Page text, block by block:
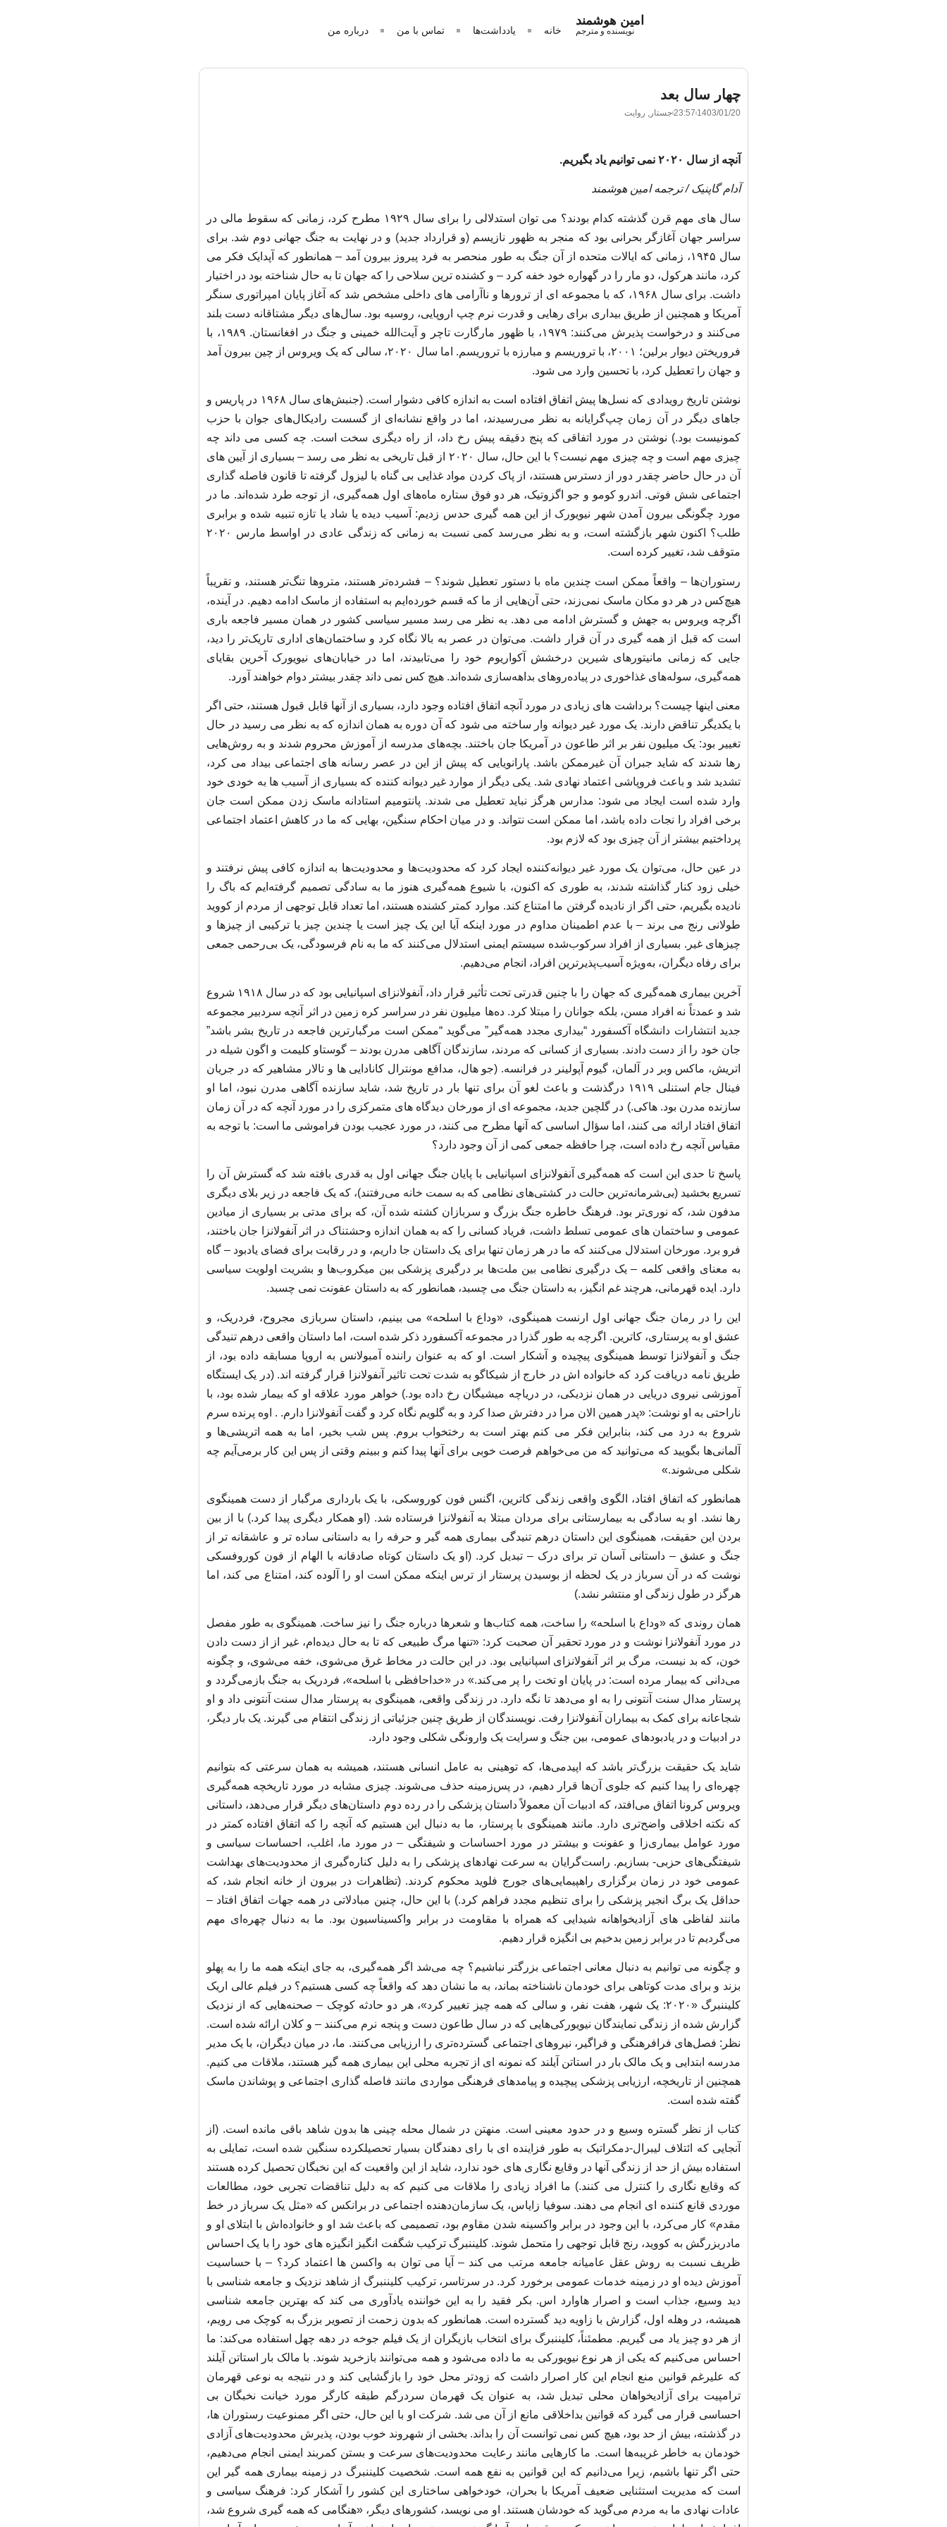
امین هوشمند
نویسنده و مترجم خانه یادداشت‌ها تماس با من درباره من
چهار سال بعد
1403/01/20
23:57جستار , روایت
آنچه از سال ۲۰۲۰ نمی توانیم یاد بگیریم.
آدام گاپنیک / ترجمه امین هوشمند
سال های مهم قرن گذشته کدام بودند؟ می توان استدلالی را برای سال ۱۹۲۹ مطرح کرد، زمانی که سقوط مالی در
سراسر جهان آغازگر بحرانی بود که منجر به ظهور نازیسم (و قرارداد جدید) و در نهایت به جنگ جهانی دوم شد. برای
سال ۱۹۴۵، زمانی که ایالات متحده از آن جنگ به طور منحصر به فرد پیروز بیرون آمد – همانطور که آپدایک فکر می
کرد، مانند هرکول، دو مار را در گهواره خود خفه کرد – و کشنده ترین سلاحی را که جهان تا به حال شناخته بود در اختیار
داشت. برای سال ۱۹۶۸، که با مجموعه ای از ترورها و ناآرامی های داخلی مشخص شد که آغاز پایان امپراتوری سنگر
آمریکا و همچنین از طریق بیداری برای رهایی و قدرت نرم چپ اروپایی، روسیه بود. سال‌های دیگر مشتاقانه دست بلند
می‌کنند و درخواست پذیرش می‌کنند: ۱۹۷۹، با ظهور مارگارت تاچر و آیت‌الله خمینی و جنگ در افغانستان. ۱۹۸۹، با
فروریختن دیوار برلین؛ ۲۰۰۱، با تروریسم و مبارزه با تروریسم. اما سال ۲۰۲۰، سالی که یک ویروس از چین بیرون آمد
و جهان را تعطیل کرد، با تحسین وارد می شود.
نوشتن تاریخ رویدادی که نسل‌ها پیش اتفاق افتاده است به اندازه کافی دشوار است. (جنبش‌های سال ۱۹۶۸ در پاریس و
جاهای دیگر در آن زمان چپ‌گرایانه به نظر می‌رسیدند، اما در واقع نشانه‌ای از گسست رادیکال‌های جوان با حزب
کمونیست بود.) نوشتن در مورد اتفاقی که پنج دقیقه پیش رخ داد، از راه دیگری سخت است. چه کسی می داند چه
چیزی مهم است و چه چیزی مهم نیست؟ با این حال، سال ۲۰۲۰ از قبل تاریخی به نظر می رسد – بسیاری از آیین های
آن در حال حاضر چقدر دور از دسترس هستند، از پاک کردن مواد غذایی بی گناه با لیزول گرفته تا قانون فاصله گذاری
اجتماعی شش فوتی. اندرو کومو و جو اگزوتیک، هر دو فوق ستاره ماه‌های اول همه‌گیری، از توجه طرد شده‌اند. ما در
مورد چگونگی بیرون آمدن شهر نیویورک از این همه گیری حدس زدیم: آسیب دیده یا شاد یا تازه تنبیه شده و برابری
طلب؟ اکنون شهر بازگشته است، و به نظر می‌رسد کمی نسبت به زمانی که زندگی عادی در اواسط مارس ۲۰۲۰
متوقف شد، تغییر کرده است.
رستوران‌ها – واقعاً ممکن است چندین ماه با دستور تعطیل شوند؟ – فشرده‌تر هستند، متروها تنگ‌تر هستند، و تقریباً
هیچ‌کس در هر دو مکان ماسک نمی‌زند، حتی آن‌هایی از ما که قسم خورده‌ایم به استفاده از ماسک ادامه دهیم. در آینده،
اگرچه ویروس به جهش و گسترش ادامه می دهد. به نظر می رسد مسیر سیاسی کشور در همان مسیر فاجعه باری
است که قبل از همه گیری در آن قرار داشت. می‌توان در عصر به بالا نگاه کرد و ساختمان‌های اداری تاریک‌تر را دید،
جایی که زمانی مانیتورهای شیرین درخشش آکواریوم خود را می‌تابیدند، اما در خیابان‌های نیویورک آخرین بقایای
همه‌گیری، سوله‌های غذاخوری در پیاده‌روهای بداهه‌سازی شده‌اند. هیچ کس نمی داند چقدر بیشتر دوام خواهند آورد.
معنی اینها چیست؟ برداشت های زیادی در مورد آنچه اتفاق افتاده وجود دارد، بسیاری از آنها قابل قبول هستند، حتی اگر
با یکدیگر تناقض دارند. یک مورد غیر دیوانه وار ساخته می شود که آن دوره به همان اندازه که به نظر می رسید در حال
تغییر بود: یک میلیون نفر بر اثر طاعون در آمریکا جان باختند. بچه‌های مدرسه از آموزش محروم شدند و به روش‌هایی
رها شدند که شاید جبران آن غیرممکن باشد. پارانویایی که پیش از این در عصر رسانه های اجتماعی بیداد می کرد،
تشدید شد و باعث فروپاشی اعتماد نهادی شد. یکی دیگر از موارد غیر دیوانه کننده که بسیاری از آسیب ها به خودی خود
وارد شده است ایجاد می شود: مدارس هرگز نباید تعطیل می شدند. پانتومیم استادانه ماسک زدن ممکن است جان
برخی افراد را نجات داده باشد، اما ممکن است نتواند. و در میان احکام سنگین، بهایی که ما در کاهش اعتماد اجتماعی
پرداختیم بیشتر از آن چیزی بود که لازم بود.
در عین حال، می‌توان یک مورد غیر دیوانه‌کننده ایجاد کرد که محدودیت‌ها و محدودیت‌ها به اندازه کافی پیش نرفتند و
خیلی زود کنار گذاشته شدند، به طوری که اکنون، با شیوع همه‌گیری هنوز ما به سادگی تصمیم گرفته‌ایم که باگ را
نادیده بگیریم، حتی اگر از نادیده گرفتن ما امتناع کند. موارد کمتر کشنده هستند، اما تعداد قابل توجهی از مردم از کووید
طولانی رنج می برند – با عدم اطمینان مداوم در مورد اینکه آیا این یک چیز است یا چندین چیز یا ترکیبی از چیزها و
چیزهای غیر. بسیاری از افراد سرکوب‌شده سیستم ایمنی استدلال می‌کنند که ما به نام فرسودگی، یک بی‌رحمی جمعی
برای رفاه دیگران، به‌ویژه آسیب‌پذیرترین افراد، انجام می‌دهیم.
آخرین بیماری همه‌گیری که جهان را با چنین قدرتی تحت تأثیر قرار داد، آنفولانزای اسپانیایی بود که در سال ۱۹۱۸ شروع
شد و عمدتاً نه افراد مسن، بلکه جوانان را مبتلا کرد. ده‌ها میلیون نفر در سراسر کره زمین در اثر آنچه سردبیر مجموعه
جدید انتشارات دانشگاه آکسفورد “بیداری مجدد همه‌گیر” می‌گوید “ممکن است مرگبارترین فاجعه در تاریخ بشر باشد”
جان خود را از دست دادند. بسیاری از کسانی که مردند، سازندگان آگاهی مدرن بودند – گوستاو کلیمت و اگون شیله در
اتریش، ماکس وبر در آلمان، گیوم آپولینر در فرانسه. (جو هال، مدافع مونترال کانادایی ها و تالار مشاهیر که در جریان
فینال جام استنلی ۱۹۱۹ درگذشت و باعث لغو آن برای تنها بار در تاریخ شد، شاید سازنده آگاهی مدرن نبود، اما او
سازنده مدرن بود. هاکی.) در گلچین جدید، مجموعه ای از مورخان دیدگاه های متمرکزی را در مورد آنچه که در آن زمان
اتفاق افتاد ارائه می کنند، اما سؤال اساسی که آنها مطرح می کنند، در مورد عجیب بودن فراموشی ما است: با توجه به
مقیاس آنچه رخ داده است، چرا حافظه جمعی کمی از آن وجود دارد؟
پاسخ تا حدی این است که همه‌گیری آنفولانزای اسپانیایی با پایان جنگ جهانی اول به قدری بافته شد که گسترش آن را
تسریع بخشید (بی‌شرمانه‌ترین حالت در کشتی‌های نظامی که به سمت خانه می‌رفتند)، که یک فاجعه در زیر بلای دیگری
مدفون شد، که نوری‌تر بود. فرهنگ خاطره جنگ بزرگ و سربازان کشته شده آن، که برای مدتی بر بسیاری از میادین
عمومی و ساختمان های عمومی تسلط داشت، فریاد کسانی را که به همان اندازه وحشتناک در اثر آنفولانزا جان باختند،
فرو برد. مورخان استدلال می‌کنند که ما در هر زمان تنها برای یک داستان جا داریم، و در رقابت برای فضای یادبود – گاه
به معنای واقعی کلمه – یک درگیری نظامی بین ملت‌ها بر درگیری پزشکی بین میکروب‌ها و بشریت اولویت سیاسی
دارد. ایده قهرمانی، هرچند غم انگیز، به داستان جنگ می چسبد، همانطور که به داستان عفونت نمی چسبد.
این را در رمان جنگ جهانی اول ارنست همینگوی، «وداع با اسلحه» می بینیم، داستان سربازی مجروح، فردریک، و
عشق او به پرستاری، کاترین. اگرچه به طور گذرا در مجموعه آکسفورد ذکر شده است، اما داستان واقعی درهم تنیدگی
جنگ و آنفولانزا توسط همینگوی پیچیده و آشکار است. او که به عنوان راننده آمبولانس به اروپا مسابقه داده بود، از
طریق نامه دریافت کرد که خانواده اش در خارج از شیکاگو به شدت تحت تاثیر آنفولانزا قرار گرفته اند. (در یک ایستگاه
آموزشی نیروی دریایی در همان نزدیکی، در دریاچه میشیگان رخ داده بود.) خواهر مورد علاقه او که بیمار شده بود، با
ناراحتی به او نوشت: «پدر همین الان مرا در دفترش صدا کرد و به گلویم نگاه کرد و گفت آنفولانزا دارم. . اوه پرنده سرم
شروع به درد می کند، بنابراین فکر می کنم بهتر است به رختخواب بروم. پس شب بخیر، اما به همه اتریشی‌ها و
آلمانی‌ها بگویید که می‌توانید که من می‌خواهم فرصت خوبی برای آنها پیدا کنم و ببینم وقتی از پس این کار برمی‌آیم چه
شکلی می‌شوند.»
همانطور که اتفاق افتاد، الگوی واقعی زندگی کاترین، اگنس فون کوروسکی، با یک بارداری مرگبار از دست همینگوی
رها نشد. او به سادگی به بیمارستانی برای مردان مبتلا به آنفولانزا فرستاده شد. (او همکار دیگری پیدا کرد.) با از بین
بردن این حقیقت، همینگوی این داستان درهم تنیدگی بیماری همه گیر و حرفه را به داستانی ساده تر و عاشقانه تر از
جنگ و عشق – داستانی آسان تر برای درک – تبدیل کرد. (او یک داستان کوتاه صادقانه با الهام از فون کوروفسکی
نوشت که در آن سرباز در یک لحظه از بوسیدن پرستار از ترس اینکه ممکن است او را آلوده کند، امتناع می کند، اما
هرگز در طول زندگی او منتشر نشد.)
همان روندی که «وداع با اسلحه» را ساخت، همه کتاب‌ها و شعرها درباره جنگ را نیز ساخت. همینگوی به طور مفصل
در مورد آنفولانزا نوشت و در مورد تحقیر آن صحبت کرد: «تنها مرگ طبیعی که تا به حال دیده‌ام، غیر از از دست دادن
خون، که بد نیست، مرگ بر اثر آنفولانزای اسپانیایی بود. در این حالت در مخاط غرق می‌شوی، خفه می‌شوی، و چگونه
می‌دانی که بیمار مرده است: در پایان او تخت را پر می‌کند.» در «خداحافظی با اسلحه»، فردریک به جنگ بازمی‌گردد و
پرستار مدال سنت آنتونی را به او می‌دهد تا نگه دارد. در زندگی واقعی، همینگوی به پرستار مدال سنت آنتونی داد و او
شجاعانه برای کمک به بیماران آنفولانزا رفت. نویسندگان از طریق چنین جزئیاتی از زندگی انتقام می گیرند. یک بار دیگر،
در ادبیات و در یادبودهای عمومی، بین جنگ و سرایت یک وارونگی شکلی وجود دارد.
شاید یک حقیقت بزرگ‌تر باشد که اپیدمی‌ها، که توهینی به عامل انسانی هستند، همیشه به همان سرعتی که بتوانیم
چهره‌ای را پیدا کنیم که جلوی آن‌ها قرار دهیم، در پس‌زمینه حذف می‌شوند. چیزی مشابه در مورد تاریخچه همه‌گیری
ویروس کرونا اتفاق می‌افتد، که ادبیات آن معمولاً داستان پزشکی را در رده دوم داستان‌های دیگر قرار می‌دهد، داستانی
که نکته اخلاقی واضح‌تری دارد. مانند همینگوی با پرستار، ما به دنبال این هستیم که آنچه را که اتفاق افتاده کمتر در
مورد عوامل بیماری‌زا و عفونت و بیشتر در مورد احساسات و شیفتگی – در مورد ما، اغلب، احساسات سیاسی و
شیفتگی‌های حزبی- بسازیم. راست‌گرایان به سرعت نهادهای پزشکی را به دلیل کناره‌گیری از محدودیت‌های بهداشت
عمومی خود در زمان برگزاری راهپیمایی‌های جورج فلوید محکوم کردند. (تظاهرات در بیرون از خانه انجام شد، که
حداقل یک برگ انجیر پزشکی را برای تنظیم مجدد فراهم کرد.) با این حال، چنین مبادلاتی در همه جهات اتفاق افتاد –
مانند لفاظی های آزادیخواهانه شیدایی که همراه با مقاومت در برابر واکسیناسیون بود. ما به دنبال چهره‌ای مهم
می‌گردیم تا در برابر زمین بدخیم بی انگیزه قرار دهیم.
و چگونه می توانیم به دنبال معانی اجتماعی بزرگتر نباشیم؟ چه می‌شد اگر همه‌گیری، به جای اینکه همه ما را به پهلو
بزند و برای مدت کوتاهی برای خودمان ناشناخته بماند، به ما نشان دهد که واقعاً چه کسی هستیم؟ در فیلم عالی اریک
کلیننبرگ «۲۰۲۰: یک شهر، هفت نفر، و سالی که همه چیز تغییر کرد»، هر دو حادثه کوچک – صحنه‌هایی که از نزدیک
گزارش شده از زندگی نمایندگان نیویورکی‌هایی که در سال طاعون دست و پنجه نرم می‌کنند – و کلان ارائه شده است.
نظر: فصل‌های فرافرهنگی و فراگیر، نیروهای اجتماعی گسترده‌تری را ارزیابی می‌کنند. ما، در میان دیگران، با یک مدیر
مدرسه ابتدایی و یک مالک بار در استاتن آیلند که نمونه ای از تجربه محلی این بیماری همه گیر هستند، ملاقات می کنیم.
همچنین از تاریخچه، ارزیابی پزشکی پیچیده و پیامدهای فرهنگی مواردی مانند فاصله گذاری اجتماعی و پوشاندن ماسک
گفته شده است.
کتاب از نظر گستره وسیع و در حدود معینی است. منهتن در شمال محله چینی ها بدون شاهد باقی مانده است. (از
آنجایی که ائتلاف لیبرال-دمکراتیک به طور فزاینده ای با رای دهندگان بسیار تحصیلکرده سنگین شده است، تمایلی به
استفاده بیش از حد از زندگی آنها در وقایع نگاری های خود ندارد، شاید از این واقعیت که این نخبگان تحصیل کرده هستند
که وقایع نگاری را کنترل می کنند.) ما افراد زیادی را ملاقات می کنیم که به دلیل تناقضات تجربی خود، مطالعات
موردی قانع کننده ای انجام می دهند. سوفیا زایاس، یک سازمان‌دهنده اجتماعی در برانکس که «مثل یک سرباز در خط
مقدم» کار می‌کرد، با این وجود در برابر واکسینه شدن مقاوم بود، تصمیمی که باعث شد او و خانواده‌اش با ابتلای او و
مادربزرگش به کووید، رنج قابل توجهی را متحمل شوند. کلیننبرگ ترکیب شگفت انگیز انگیزه های خود را با یک احساس
ظریف نسبت به روش عقل عامیانه جامعه مرتب می کند – آیا می توان به واکسن ها اعتماد کرد؟ – با حساسیت
آموزش دیده او در زمینه خدمات عمومی برخورد کرد. در سرتاسر، ترکیب کلیننبرگ از شاهد نزدیک و جامعه شناسی با
دید وسیع، جذاب است و اصرار هاوارد اس. بکر فقید را به این خواننده یادآوری می کند که بهترین جامعه شناسی
همیشه، در وهله اول، گزارش با زاویه دید گسترده است. همانطور که بدون زحمت از تصویر بزرگ به کوچک می رویم،
از هر دو چیز یاد می گیریم. مطمئناً، کلیننبرگ برای انتخاب بازیگران از یک فیلم جوخه در دهه چهل استفاده می‌کند: ما
احساس می‌کنیم که یکی از هر نوع نیویورکی به ما داده می‌شود و همه می‌توانند بازخرید شوند. با مالک بار استاتن آیلند
که علیرغم قوانین منع انجام این کار اصرار داشت که زودتر محل خود را بازگشایی کند و در نتیجه به نوعی قهرمان
ترامپیت برای آزادیخواهان محلی تبدیل شد، به عنوان یک قهرمان سردرگم طبقه کارگر مورد خیانت نخبگان بی
احساسی قرار می گیرد که قوانین بداخلاقی مانع از آن می شد. شرکت او با این حال، حتی اگر ممنوعیت رستوران ها،
در گذشته، بیش از حد بود، هیچ کس نمی توانست آن را بداند. بخشی از شهروند خوب بودن، پذیرش محدودیت‌های آزادی
خودمان به خاطر غریبه‌ها است. ما کارهایی مانند رعایت محدودیت‌های سرعت و بستن کمربند ایمنی انجام می‌دهیم،
حتی اگر تنها باشیم، زیرا می‌دانیم که این قوانین به نفع همه است. شخصیت کلیننبرگ در زمینه بیماری همه گیر این
است که مدیریت استثنایی ضعیف آمریکا با بحران، خودخواهی ساختاری این کشور را آشکار کرد: فرهنگ سیاسی و
عادات نهادی ما به مردم می‌گوید که خودشان هستند. او می نویسد، کشورهای دیگر، «هنگامی که همه گیری شروع شد،